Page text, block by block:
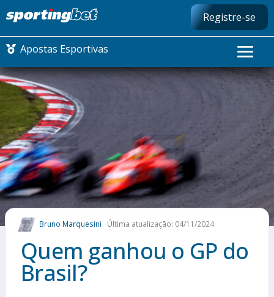
Registre-se
Apostas Esportivas
CONMEBOL LIBERTADORES
FUTEBOL NACIONAL
FUTEBOL INTERNACIONAL
COMO APOSTAR
MAIS ESPORTES
Bruno Marquesini Última atualização: 04/11/2024
Quem ganhou o GP do
Brasil?